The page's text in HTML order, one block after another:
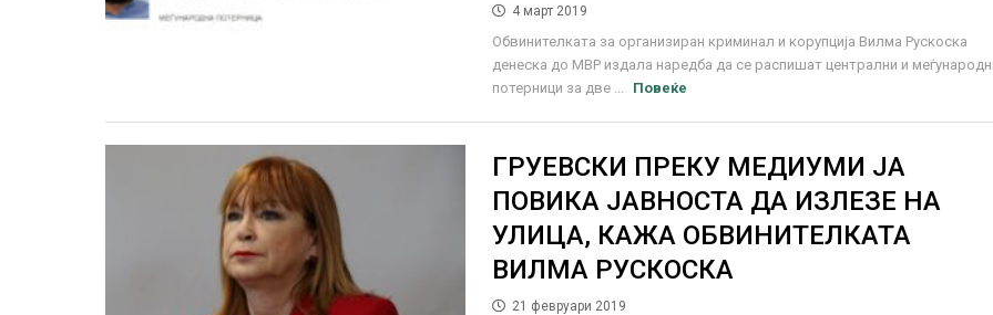
4 март 2019
Обвинителката за организиран криминал и корупција Вилма Рускоска
денеска до МВР издала наредба да се распишат централни и
потерници за две ...
Повеќе
ГРУЕВСКИ ПРЕКУ МЕДИУМИ ЈА
ПОВИКА ЈАВНОСТА ДА ИЗЛЕЗЕ НА
УЛИЦА, КАЖА ОБВИНИТЕЛКАТА
ВИЛМА РУСКОСКА
21 февруари 2019